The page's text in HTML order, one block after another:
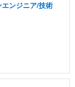
ンジニア/技術